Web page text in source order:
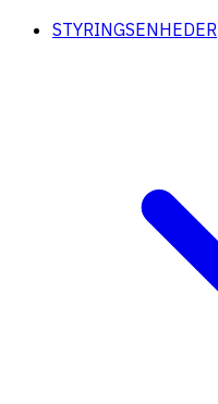
STYRINGSENHEDER